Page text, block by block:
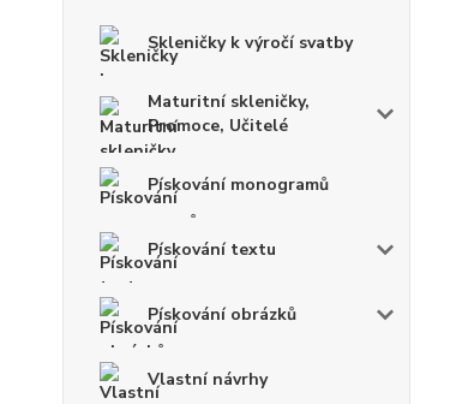
Skleničky k výročí svatby
Maturitní skleničky,
Promoce, Učitelé
Pískování monogramů
Pískování textu
Pískování obrázků
Vlastní návrhy